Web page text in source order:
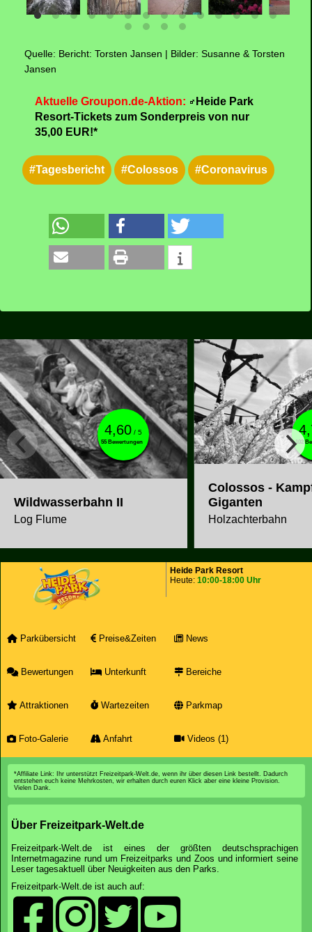
Quelle: Bericht: Torsten Jansen | Bilder: Susanne & Torsten
Jansen
Aktuelle Groupon.de-Aktion:
Heide Park
Resort-Tickets zum Sonderpreis von nur
35,00 EUR!*
#Tagesbericht #Colossos #Coronavirus
4,60 / 5
55 Bewertungen
Wildwasserbahn II
Log Flume
102
Colossos -
Giganten
Holzachterbahn
Heide Park Resort
Heute: 10:00-18:00 Uhr
Parkübersicht Preise&Zeiten News
Bewertungen Unterkunft Bereiche
Attraktionen Wartezeiten Parkmap
Foto-Galerie Anfahrt Videos (1)
*Affiliate Link: Ihr unterstützt Freizeitpark-Welt.de, wenn ihr über diesen Link bestellt. Dadurch
entstehen euch keine Mehrkosten, wir erhalten durch euren Klick aber eine kleine Provision.
Vielen Dank.
Über Freizeitpark-Welt.de
Freizeitpark-Welt.de ist eines der größten deutschsprachigen
Internetmagazine rund um Freizeitparks und Zoos und informiert seine
Leser tagesaktuell über Neuigkeiten aus den Parks.
Freizeitpark-Welt.de ist auch auf: